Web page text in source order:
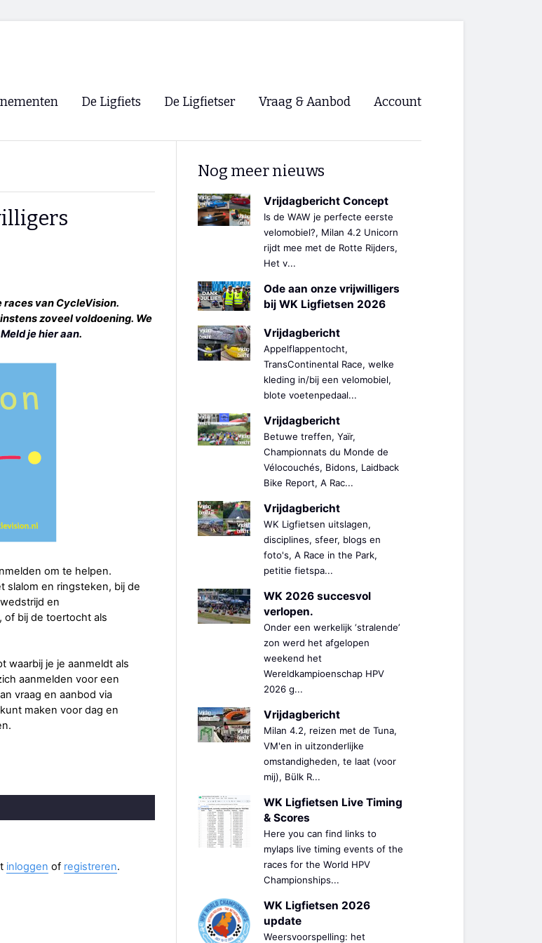
Ligfietsen 2026
De Ligfiets De Ligfietser
Ligfietsvereninging NVHPV
Lokale Fietsverenigingen
Forum ligfietsers.nl 🡺
Vraag & Aanbod Account
races van CycleVision.
zoveel voldoening. We
Meld je hier aan.
om te helpen.
slalom en ringsteken, bij de
en
of bij de toertocht als
waarbij je je aanmeldt als
aanmelden voor een
vraag en aanbod via
maken voor dag en
inloggen of registreren.
Nog meer nieuws
Vrijdagbericht Concept
Is de WAW je perfecte eerste
velomobiel?, Milan 4.2 Unicorn
rijdt mee met de Rotte Rijders,
Het v...
Ode aan onze vrijwilligers
bij WK Ligfietsen 2026
Vrijdagbericht
Appelflappentocht,
TransContinental Race, welke
kleding in/bij een velomobiel,
blote voetenpedaal...
Vrijdagbericht
Betuwe treffen, Yaïr,
Championnats du Monde de
Vélocouchés, Bidons, Laidback
Bike Report, A Rac...
Vrijdagbericht
WK Ligfietsen uitslagen,
disciplines, sfeer, blogs en
foto's, A Race in the Park,
petitie fietspa...
WK 2026 succesvol
verlopen.
Onder een werkelijk ‘stralende’
zon werd het afgelopen
weekend het
Wereldkampioenschap HPV
2026 g...
Vrijdagbericht
Milan 4.2, reizen met de Tuna,
VM'en in uitzonderlijke
omstandigheden, te laat (voor
mij), Bülk R...
WK Ligfietsen Live Timing
& Scores
Here you can find links to
mylaps live timing events of the
races for the World HPV
Championships...
WK Ligfietsen 2026
update
Weersvoorspelling: het